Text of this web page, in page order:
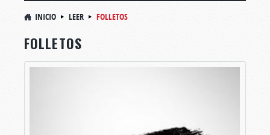
INICIO LEER FOLLETOS
FOLLETOS